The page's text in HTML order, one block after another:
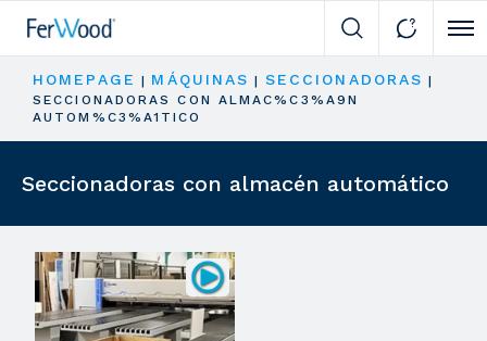
HOMEPAGE | MÁQUINAS | SECCIONADORAS |
SECCIONADORAS CON ALMAC%C3%A9N
AUTOM%C3%A1TICO
Seccionadoras con almacén automático